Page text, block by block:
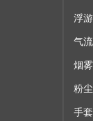
浮
气
烟
粉
手